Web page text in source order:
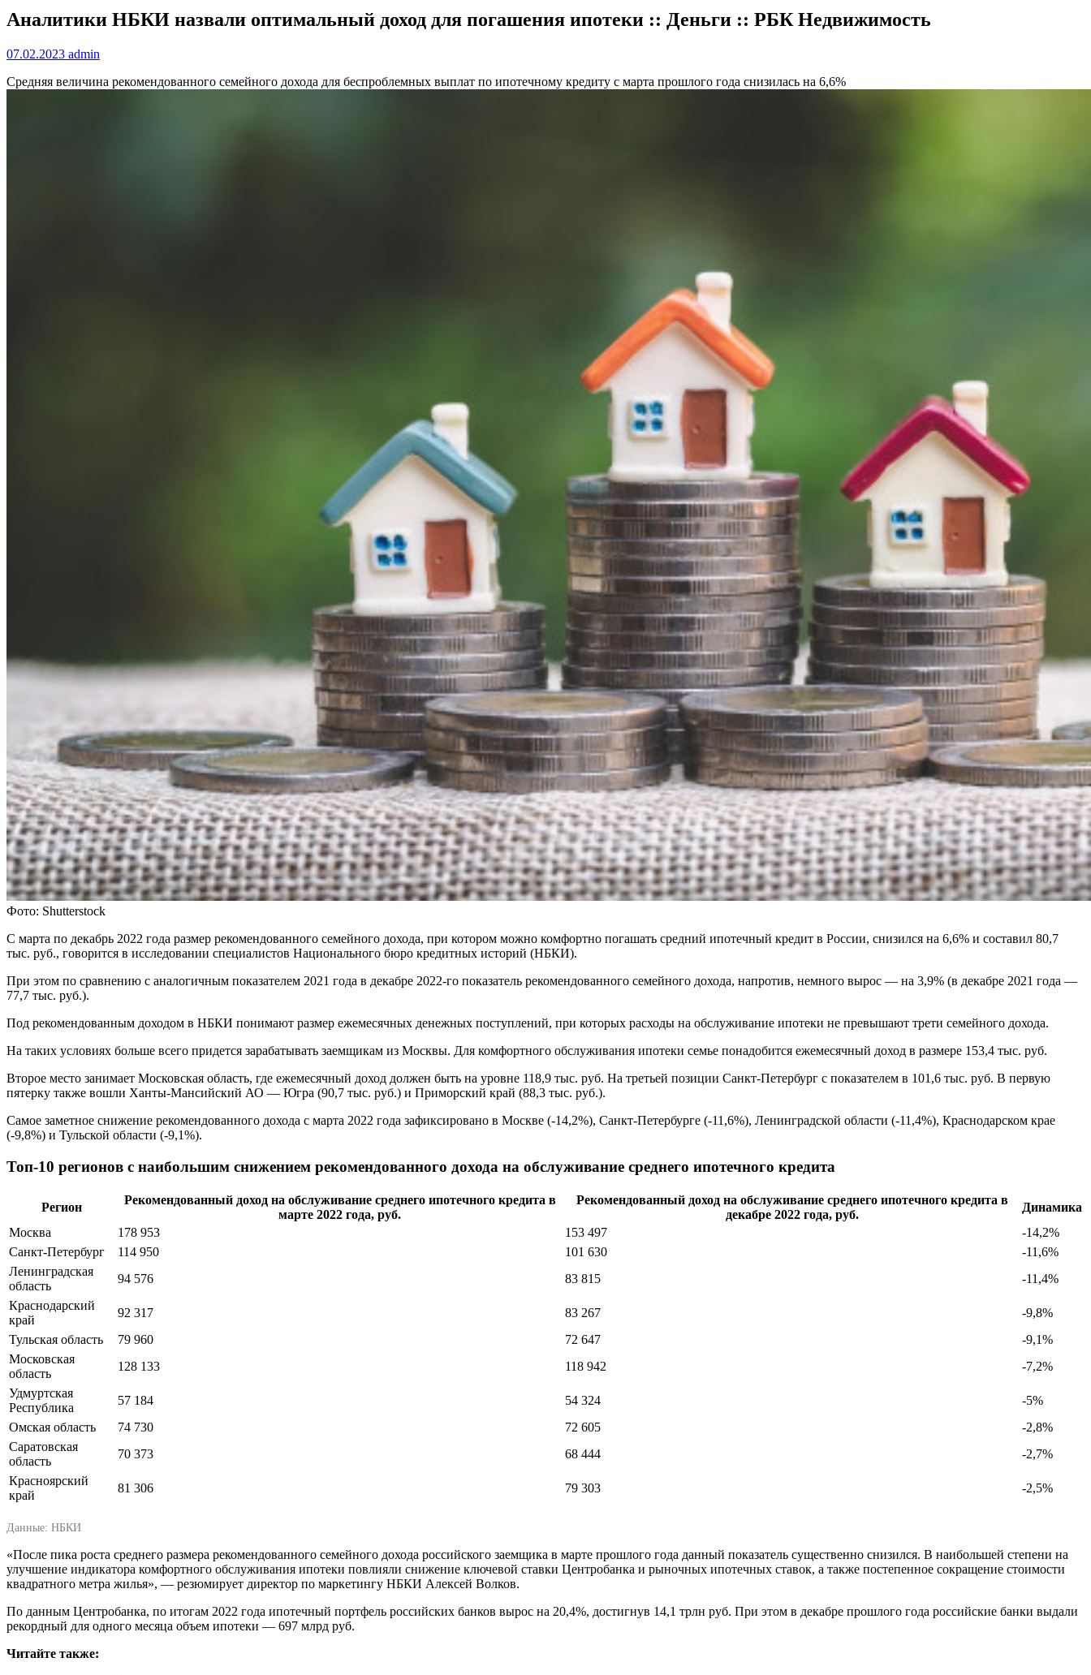
Аналитики НБКИ назвали оптимальный доход для погашения ипотеки :: Деньги :: РБК Недвижимость
07.02.2023 admin
Средняя величина рекомендованного семейного дохода для беспроблемных выплат по ипотечному кредиту с марта прошлого года снизилась на 6,6%
Фото: Shutterstock
С марта по декабрь 2022 года размер рекомендованного семейного дохода, при котором можно комфортно погашать средний ипотечный кредит в России, снизился на 6,6% и составил 80,7
тыс. руб., говорится в исследовании специалистов Национального бюро кредитных историй (НБКИ).
При этом по сравнению с аналогичным показателем 2021 года в декабре 2022-го показатель рекомендованного семейного дохода, напротив, немного вырос — на 3,9% (в декабре 2021 года —
77,7 тыс. руб.).
Под рекомендованным доходом в НБКИ понимают размер ежемесячных денежных поступлений, при которых расходы на обслуживание ипотеки не превышают трети семейного дохода.
На таких условиях больше всего придется зарабатывать заемщикам из Москвы. Для комфортного обслуживания ипотеки семье понадобится ежемесячный доход в размере 153,4 тыс. руб.
Второе место занимает Московская область, где ежемесячный доход должен быть на уровне 118,9 тыс. руб. На третьей позиции Санкт-Петербург с показателем в 101,6 тыс. руб. В первую
пятерку также вошли Ханты-Мансийский АО — Югра (90,7 тыс. руб.) и Приморский край (88,3 тыс. руб.).
Самое заметное снижение рекомендованного дохода с марта 2022 года зафиксировано в Москве (-14,2%), Санкт-Петербурге (-11,6%), Ленинградской области (-11,4%), Краснодарском крае
(-9,8%) и Тульской области (-9,1%).
Топ-10 регионов с наибольшим снижением рекомендованного дохода на обслуживание среднего ипотечного кредита
Регион
Рекомендованный доход на обслуживание среднего ипотечного кредита в
марте 2022 года, руб.
Рекомендованный доход на обслуживание среднего ипотечного кредита в
декабре 2022 года, руб.
Динамика
Москва
178 953 153 497
-14,2%
Санкт-Петербург
114 950 101 630
-11,6%
Ленинградская
область
94 576 83 815
-11,4%
Краснодарский
край
92 317 83 267
-9,8%
Тульская область
79 960 72 647
-9,1%
Московская
область
128 133 118 942
-7,2%
Удмуртская
Республика
57 184 54 324
-5%
Омская область
74 730 72 605
-2,8%
Саратовская
область
70 373 68 444
-2,7%
Красноярский
край
81 306 79 303 -2,5%
Данные: НБКИ
«После пика роста среднего размера рекомендованного семейного дохода российского заемщика в марте прошлого года данный показатель существенно снизился. В наибольшей степени на
улучшение индикатора комфортного обслуживания ипотеки повлияли снижение ключевой ставки Центробанка и рыночных ипотечных ставок, а также постепенное сокращение стоимости
квадратного метра жилья», — резюмирует директор по маркетингу НБКИ Алексей Волков.
По данным Центробанка, по итогам 2022 года ипотечный портфель российских банков вырос на 20,4%, достигнув 14,1 трлн руб. При этом в декабре прошлого года российские банки выдали
рекордный для одного месяца объем ипотеки — 697 млрд руб.
Читайте также: